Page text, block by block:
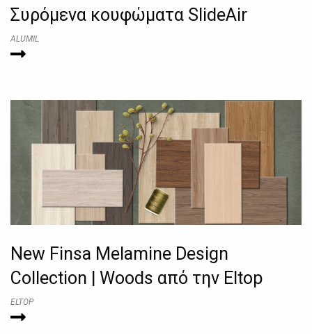
Συρόμενα κουφώματα SlideAir
ALUMIL
New Finsa Melamine Design
Collection | Woods από την Eltop
ELTOP